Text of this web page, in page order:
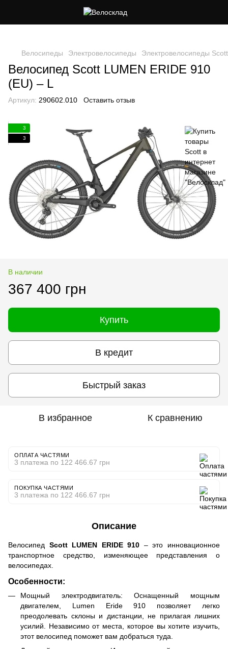
Велосипеды Электровелосипеды Электровелосипеды Scott
Велосипед Scott LUMEN ERIDE 910
(EU) – L
Артикул: 290602.010 Оставить отзыв
3
3
В наличии
367 400 грн
Купить
В кредит
Быстрый заказ
В избранное К сравнению
ОПЛАТА ЧАСТЯМИ
3 платежа по 122 466.67 грн
ПОКУПКА ЧАСТЯМИ
3 платежа по 122 466.67 грн
Описание
Велосипед Scott LUMEN ERIDE 910 – это инновационное
транспортное средство, изменяющее представления о
велосипедах.
Особенности:
Мощный электродвигатель: Оснащенный мощным
двигателем, Lumen Eride 910 позволяет легко
преодолевать склоны и дистанции, не прилагая лишних
усилий. Независимо от места, которое вы хотите изучить,
этот велосипед поможет вам добраться туда.